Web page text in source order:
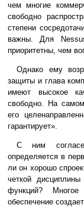
чем многие
свободно
степени
важны. Для
приоритетны, чем
Однако ему
защиты и глава
имеют высокое
свободно. На
его
гарантирует».
С ним
определяется в
ли он хорошо
четкой
функций? Многое
обеспечение